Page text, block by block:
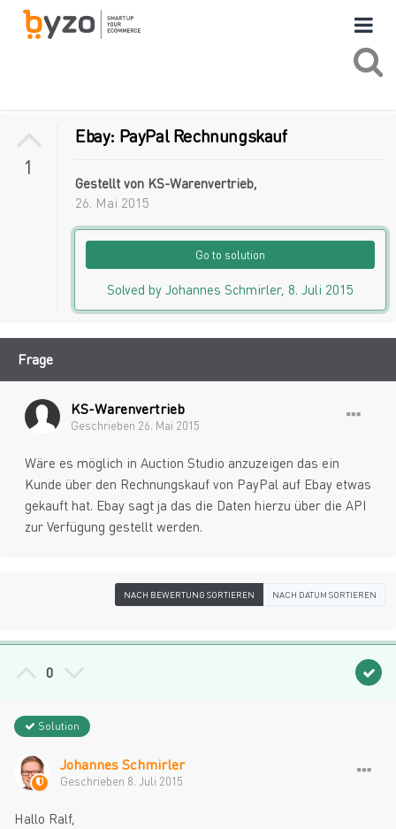
1
Ebay: PayPal Rechnungskauf
Gestellt von KS-Warenvertrieb,
26. Mai 2015
Go to solution
Solved by Johannes Schmirler, 8. Juli 2015
Frage
KS-Warenvertrieb
Geschrieben 26. Mai 2015
Wäre es möglich in Auction Studio anzuzeigen das ein
Kunde über den Rechnungskauf von PayPal auf Ebay etwas
gekauft hat. Ebay sagt ja das die Daten hierzu über die API
zur Verfügung gestellt werden.
NACH BEWERTUNG SORTIEREN NACH DATUM SORTIEREN
0
Solution
Johannes Schmirler
Geschrieben 8. Juli 2015
Hallo Ralf,